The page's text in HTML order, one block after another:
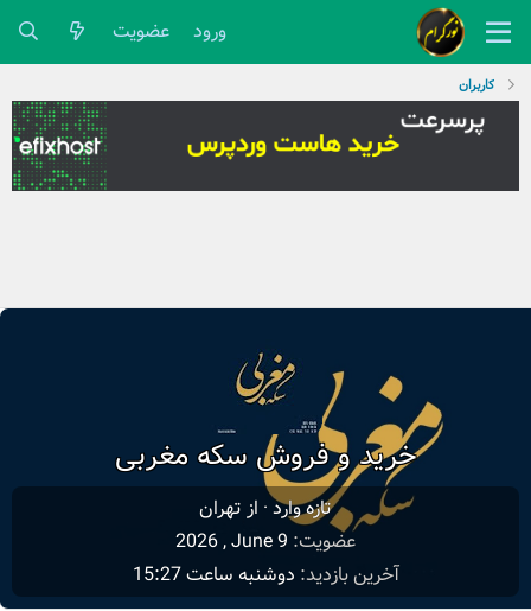
ورود عضویت
کاربران
خرید و فروش سکه مغربی
تازه وارد · از تهران
عضویت 2026 , June 9
آخرین بازدید دوشنبه ساعت 15:27